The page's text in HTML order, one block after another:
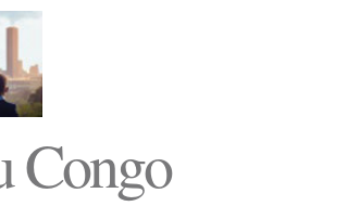
Congo